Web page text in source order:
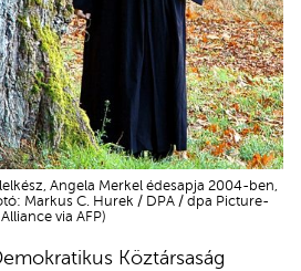
Angela Merkel édesapja 2004-ben,
Markus C. Hurek / DPA / dpa Picture-
Alliance via AFP)
Köztársaság